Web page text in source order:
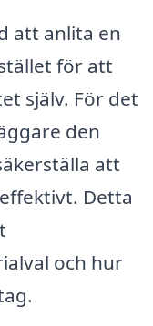
att anlita en
för att
själv. För det
den
att
Detta
och hur